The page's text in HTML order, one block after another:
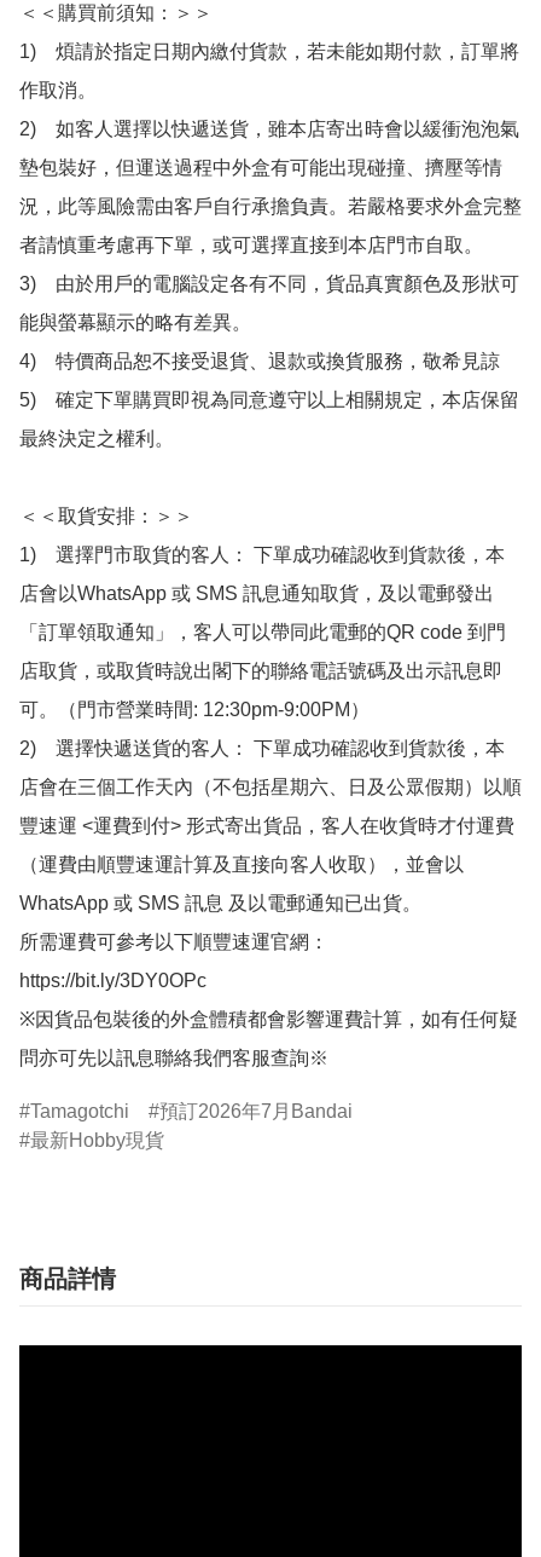
＜＜購買前須知：＞＞
1)　煩請於指定日期內繳付貨款，若未能如期付款，訂單將
作取消。
2)　如客人選擇以快遞送貨，雖本店寄出時會以緩衝泡泡氣
墊包裝好，但運送過程中外盒有可能出現碰撞、擠壓等情
況，此等風險需由客戶自行承擔負責。若嚴格要求外盒完整
者請慎重考慮再下單，或可選擇直接到本店門市自取。
3)　由於用戶的電腦設定各有不同，貨品真實顏色及形狀可
能與螢幕顯示的略有差異。
4)　特價商品恕不接受退貨、退款或換貨服務，敬希見諒
5)　確定下單購買即視為同意遵守以上相關規定，本店保留
最終決定之權利。
＜＜取貨安排：＞＞
1)　選擇門市取貨的客人： 下單成功確認收到貨款後，本
店會以WhatsApp 或 SMS 訊息通知取貨，及以電郵發出
「訂單領取通知」，客人可以帶同此電郵的QR code 到門
店取貨，或取貨時說出閣下的聯絡電話號碼及出示訊息即
可。（門市營業時間: 12:30pm-9:00PM）
2)　選擇快遞送貨的客人： 下單成功確認收到貨款後，本
店會在三個工作天內（不包括星期六、日及公眾假期）以順
豐速運 <運費到付> 形式寄出貨品，客人在收貨時才付運費
（運費由順豐速運計算及直接向客人收取），並會以
WhatsApp 或 SMS 訊息 及以電郵通知已出貨。
所需運費可參考以下順豐速運官網：
https://bit.ly/3DY0OPc
※因貨品包裝後的外盒體積都會影響運費計算，如有任何疑
問亦可先以訊息聯絡我們客服查詢※
Tamagotchi
預訂2026年7月Bandai
最新Hobby現貨
商品詳情